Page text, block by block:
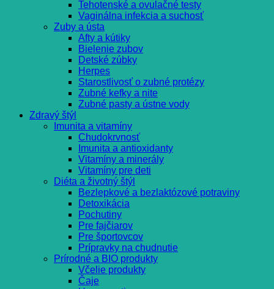
Tehotenské a ovulačné testy
Vaginálna infekcia a suchosť
Zuby a ústa
Afty a kútiky
Bielenie zubov
Detské zúbky
Herpes
Starostlivosť o zubné protézy
Zubné kefky a nite
Zubné pasty a ústne vody
Zdravý štýl
Imunita a vitamíny
Chudokrvnosť
Imunita a antioxidanty
Vitamíny a minerály
Vitamíny pre deti
Diéta a životný štýl
Bezlepkové a bezlaktózové potraviny
Detoxikácia
Pochutiny
Pre fajčiarov
Pre športovcov
Prípravky na chudnutie
Prírodné a BIO produkty
Včelie produkty
Čaje